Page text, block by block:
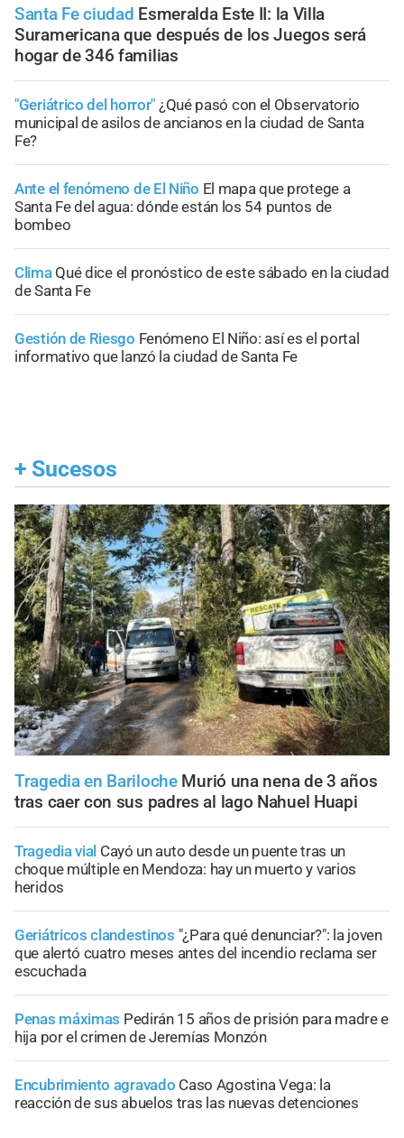
Santa Fe ciudad Esmeralda Este II: la Villa
Suramericana que después de los Juegos será
hogar de 346 familias
"Geriátrico del horror" ¿Qué pasó con el Observatorio
municipal de asilos de ancianos en la ciudad de Santa
Fe?
Ante el fenómeno de El Niño El mapa que protege a
Santa Fe del agua: dónde están los 54 puntos de
bombeo
Clima Qué dice el pronóstico de este sábado en la ciudad
de Santa Fe
Gestión de Riesgo Fenómeno El Niño: así es el portal
informativo que lanzó la ciudad de Santa Fe
+ Sucesos
Tragedia en Bariloche Murió una nena de 3 años
tras caer con sus padres al lago Nahuel Huapi
Tragedia vial Cayó un auto desde un puente tras un
choque múltiple en Mendoza: hay un muerto y varios
heridos
Geriátricos clandestinos "¿Para qué denunciar?": la joven
que alertó cuatro meses antes del incendio reclama ser
escuchada
Penas máximas Pedirán 15 años de prisión para madre e
hija por el crimen de Jeremías Monzón
Encubrimiento agravado Caso Agostina Vega: la
reacción de sus abuelos tras las nuevas detenciones